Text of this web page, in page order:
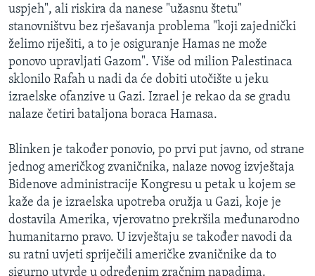
uspjeh", ali riskira da nanese "užasnu štetu"
stanovništvu bez rješavanja problema "koji zajednički
želimo riješiti, a to je osiguranje Hamas ne može
ponovo upravljati Gazom". Više od milion Palestinaca
sklonilo Rafah u nadi da će dobiti utočište u jeku
izraelske ofanzive u Gazi. Izrael je rekao da se gradu
nalaze četiri bataljona boraca Hamasa.
Blinken je također ponovio, po prvi put javno, od strane
jednog američkog zvaničnika, nalaze novog izvještaja
Bidenove administracije Kongresu u petak u kojem se
kaže da je izraelska upotreba oružja u Gazi, koje je
dostavila Amerika, vjerovatno prekršila međunarodno
humanitarno pravo. U izvještaju se također navodi da
su ratni uvjeti spriječili američke zvaničnike da to
sigurno utvrde u određenim zračnim napadima.